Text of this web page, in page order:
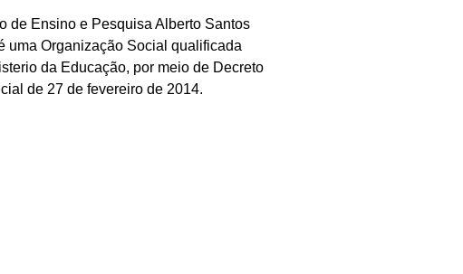
de Ensino e Pesquisa Alberto Santos
uma Organização Social qualificada
da Educação, por meio de Decreto
de 27 de fevereiro de 2014.